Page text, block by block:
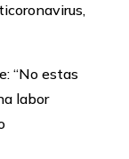
“No estas
labor